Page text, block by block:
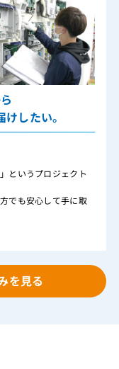
したい。
というプロジェクト
でも安心して手に取
を見る